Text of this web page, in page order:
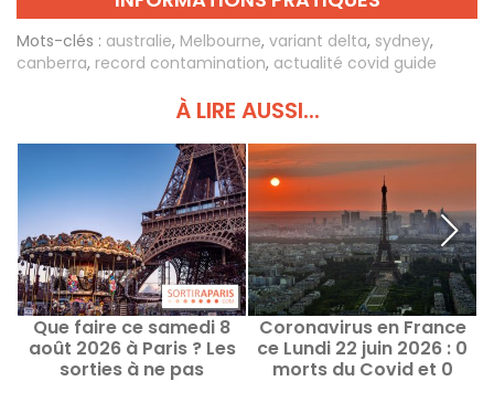
Mots-clés : australie, Melbourne, variant delta, sydney,
canberra, record contamination, actualité covid guide
À LIRE AUSSI...
Que faire ce samedi 8
août 2026 à Paris ? Les
sorties à ne pas
Coronavirus en France
ce Lundi 22 juin 2026 : 0
morts du Covid et 0